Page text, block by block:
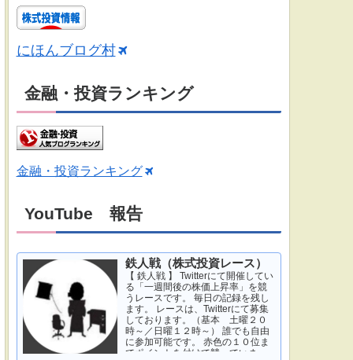
にほんブログ村
金融・投資ランキング
金融・投資ランキング
YouTube 報告
鉄人戦（株式投資レース）
【 鉄人戦 】 Twitterにて開催してい
る「一週間後の株価上昇率」を競
うレースです。 毎日の記録を残し
ます。 レースは、Twitterにて募集
しております。（基本 土曜２０
時～／日曜１２時～） 誰でも自由
に参加可能です。 赤色の１０位ま
でポイントを付けて競っていま